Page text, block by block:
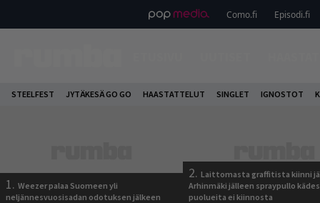
Como.fi Episodi.fi
STEELFEST JYTÄKESÄ GO GO HAASTATTELUT SINGLET IGNOSTOT
1. Weezer palaa Suomeen yli
neljännesvuosisadan odotuksen jälkeen
2. Laittomasta graffitista kiinni
Arhinmäki jälleen spraypullo
puolueita ei kiinnosta